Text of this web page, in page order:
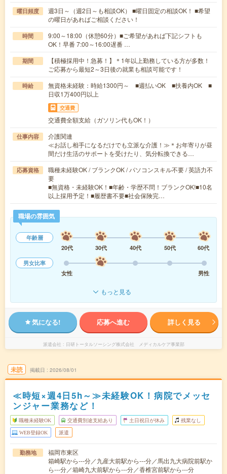
曜日頻度
週3日～（週2日～も相談OK） ■曜日固定の相談OK！ ■希望
の曜日があればご相談ください！
時間
9:00～18:00（休憩60分）■ご希望があれば下記シフトも
OK！早番 7:00～16:00遅番 …
期間
【積極採用中！急募！】＊1年以上勤務している方が多数！
ご応募から最短2～3日後の就業も相談可能です！
時給
無資格未経験：時給1300円～ ■週払いOK ■扶養内OK ■
日収1万400円以上
交通費
交通費全額支給（ガソリン代もOK！）
仕事内容
介護関連
≪お話し相手になるだけでも立派な介護！≫＊お年寄りが昼
間だけ生活のサポートを受けたり、気分転換できる…
応募資格
職種未経験OK / ブランクOK / パソコンスキル不要 / 英語力不
要
■無資格・未経験OK！■年齢・学歴不問！ブランクOK!■10名
以上採用予定！■履歴書不要■社会保険完…
職場の雰囲気
年齢層
20代
30代 40代 50代
60代
男女比率
女性
男性
もっと見る
気になる! 応募へ進む 詳しく見る
派遣会社 日研トータルソーシング株式会社 メディカルケア事業部
未読 掲載日 2026/08/01
≪時短×週4日5h～≫未経験OK！病院でメッセ
ンジャー業務など！
職種未経験OK 交通費別途支給あり 土日祝日が休み 残業なし
WEB登録OK 派遣
勤務地
福岡市東区
箱崎駅から---分／九産大前駅から---分／馬出九大病院前駅か
ら---分／箱崎九大前駅から---分／香椎宮前駅から---分